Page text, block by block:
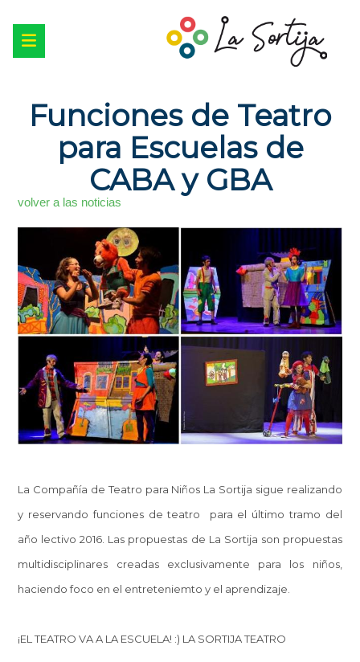
Funciones de Teatro
para Escuelas de
CABA y GBA
volver a las noticias
La Compañía de Teatro para Niños La Sortija sigue realizando
y reservando funciones de teatro para el último tramo del
año lectivo 2016. Las propuestas de La Sortija son propuestas
multidisciplinares creadas exclusivamente para los niños,
haciendo foco en el entreteniemto y el aprendizaje.
¡EL TEATRO VA A LA ESCUELA! :) LA SORTIJA TEATRO